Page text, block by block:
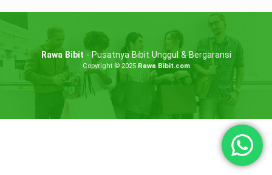
Rawa Bibit - Pusatnya Bibit Unggul & Bergaransi
Copyright © 2025 Rawa Bibit.com